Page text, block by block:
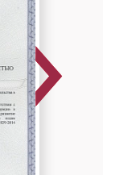
Next